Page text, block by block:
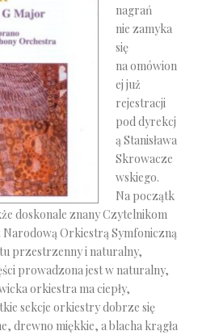
nagrań
nie zamyka
się
na omówion
ej już
rejestracji
pod dyrekcj
ą Stanisława
Skrowacze
wskiego.
Na początk
doskonale znany Czytelnikom
Narodową Orkiestrą Symfoniczną
przestrzenny i naturalny,
prowadzona jest w naturalny,
orkiestra ma ciepły,
sekcje orkiestry dobrze się
drewno miękkie, a blacha krągła